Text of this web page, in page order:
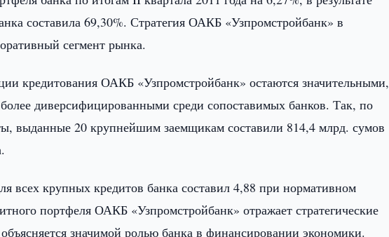
составила 69,30%. Стратегия ОАКБ «Узпромстройбанк» в
сегмент рынка.
кредитования ОАКБ «Узпромстройбанк» остаются значительными,
диверсифицированными среди сопоставимых банков. Так, по
выданные 20 крупнейшим заемщикам составили 814,4 млрд. сумов
всех крупных кредитов банка составил 4,88 при нормативном
портфеля ОАКБ «Узпромстройбанк» отражает стратегические
значимой ролью банка в финансировании экономики.